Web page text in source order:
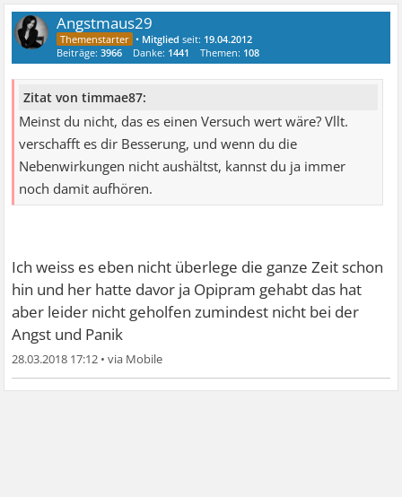
Angstmaus29
• Mitglied seit: 19.04.2012
Beiträge:3966 Danke: 1441 Themen: 108
Zitat von timmae87:
Meinst du nicht, das es einen Versuch wert wäre? Vllt.
verschafft es dir Besserung, und wenn du die
Nebenwirkungen nicht aushältst, kannst du ja immer
noch damit aufhören.
Ich weiss es eben nicht überlege die ganze Zeit schon
hin und her hatte davor ja Opipram gehabt das hat
aber leider nicht geholfen zumindest nicht bei der
Angst und Panik
28.03.2018 17:12 •